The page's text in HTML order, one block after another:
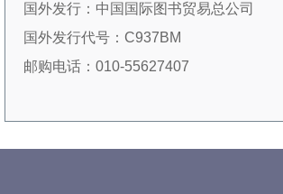
料、国际视野、研究动态，等等。
本刊一直受到广大读者、作者好评，
学术界尤其是史学界具有很大影响。1999
国外发行：中国国际图书贸易总公司
国外发行代号：C937BM
邮购电话：010-55627407